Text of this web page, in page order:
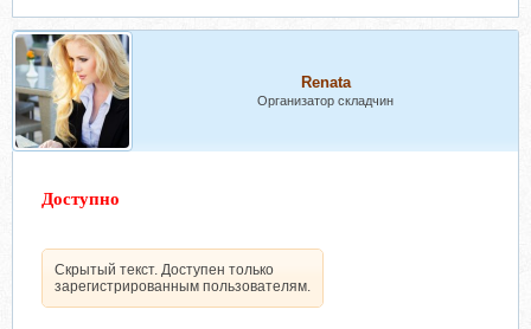
Renata
Организатор складчин
Доступно
Скрытый текст. Доступен только
зарегистрированным пользователям.